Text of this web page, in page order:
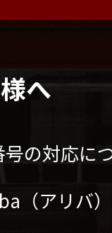
へ
の対応に
（アリバ